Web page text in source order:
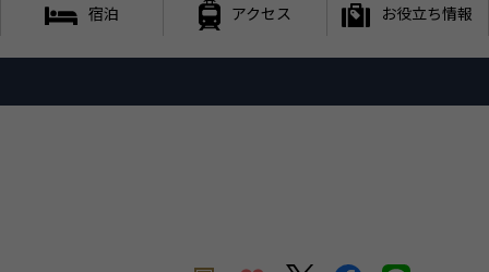
宿泊 アクセス お役立ち情報